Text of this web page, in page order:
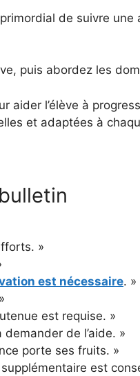
de suivre une
puis abordez les
aider l’élève à
et adaptées à
»
est nécessaire. »
est requise. »
de l’aide. »
porte ses fruits. »
est